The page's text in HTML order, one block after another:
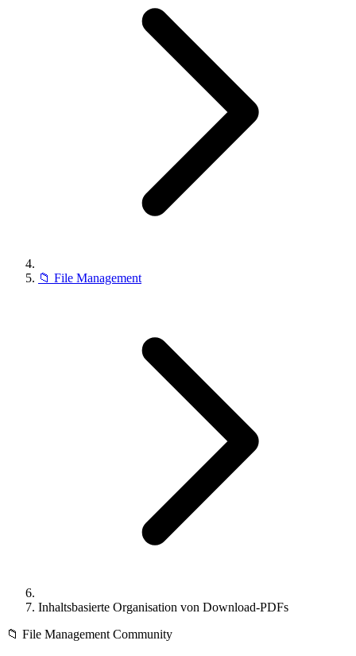
📁 File Management
Inhaltsbasierte Organisation von Download-PDFs
📁 File Management Community